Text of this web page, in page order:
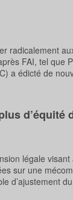
radicalement
FAI, tel
a édicté de
d’équité
légale
sur une
d’ajustement